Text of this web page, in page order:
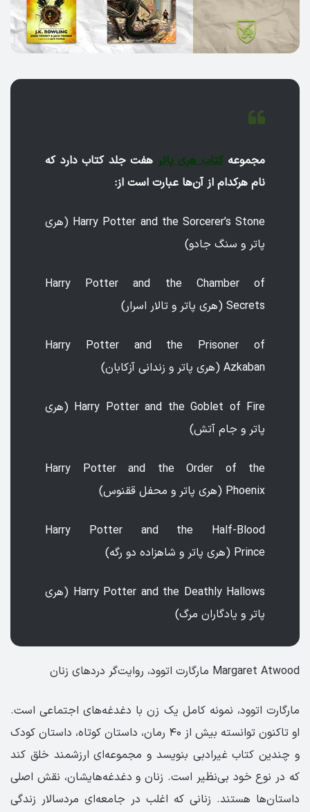
مجموعهکتاب هری پاتر هفت جلد کتاب دارد که
نام هرکدام از آن‌ها عبارت است از:
Harry Potter and the Sorcerer’s Stone (هری
پاتر و سنگ جادو)
Harry Potter and the Chamber of
Secrets (هری پاتر و تالار اسرار)
Harry Potter and the Prisoner of
Azkaban (هری پاتر و زندانی آزکابان)
Harry Potter and the Goblet of Fire (هری
پاتر و جام آتش)
Harry Potter and the Order of the
Phoenix (هری پاتر و محفل ققنوس)
Harry Potter and the Half-Blood
Prince (هری پاتر و شاهزاده دو رگه)
Harry Potter and the Deathly Hallows (هری
پاتر و یادگاران مرگ)
Margaret Atwood مارگارت اتوود، روایت‌گر دردهای زنان
مارگارت اتوود، نمونه کامل یک زن با دغدغه‌های اجتماعی است.
او تاکنون توانسته بیش از ۴۰ رمان، داستان کوتاه، داستان کودک
و چندین کتاب غیر‌ادبی بنویسد و مجموعه‌ای ارزشمند خلق کند
که در نوع خود بی‌نظیر است. زنان و دغدغه‌هایشان، نقش اصلی
داستان‌ها هستند. زنانی که اغلب در جامعه‌ای مردسالار زندگی